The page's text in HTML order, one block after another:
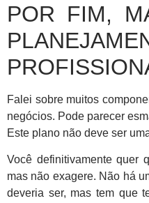
POR FIM,
Falei sobre muitos
negócios. Pode parecer
Este plano não deve ser
Você definitivamente quer
mas não exagere. Não há
deveria ser, mas tem que